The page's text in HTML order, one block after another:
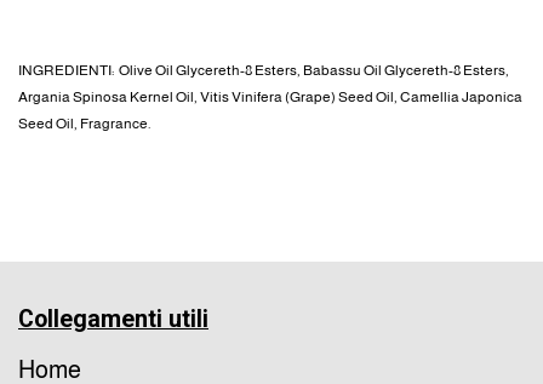
INGREDIENTI: Olive Oil Glycereth-8 Esters, Babassu Oil Glycereth-8 Esters,
Argania Spinosa Kernel Oil, Vitis Vinifera (Grape) Seed Oil, Camellia Japonica
Seed Oil, Fragrance.
Collegamenti utili
Home